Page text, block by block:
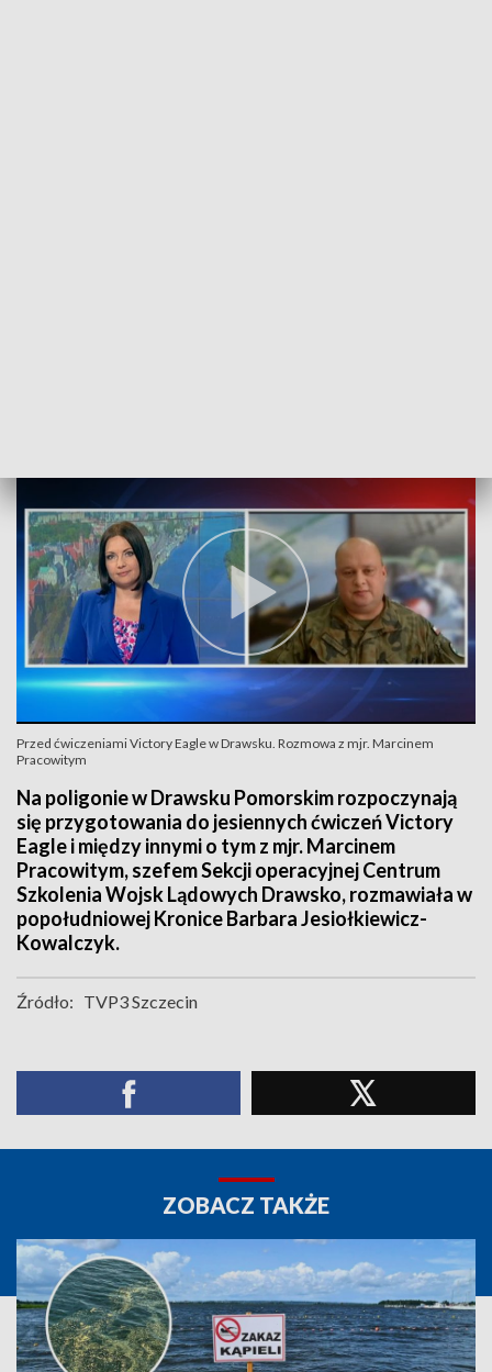
Przed ćwiczeniami Victory Eagle w Drawsku. Rozmowa z mjr. Marcinem
Pracowitym
Na poligonie w Drawsku Pomorskim rozpoczynają
się przygotowania do jesiennych ćwiczeń Victory
Eagle i między innymi o tym z mjr. Marcinem
Pracowitym, szefem Sekcji operacyjnej Centrum
Szkolenia Wojsk Lądowych Drawsko, rozmawiała w
popołudniowej Kronice Barbara Jesiołkiewicz-
Kowalczyk.
Źródło: TVP3 Szczecin
ZOBACZ TAKŻE